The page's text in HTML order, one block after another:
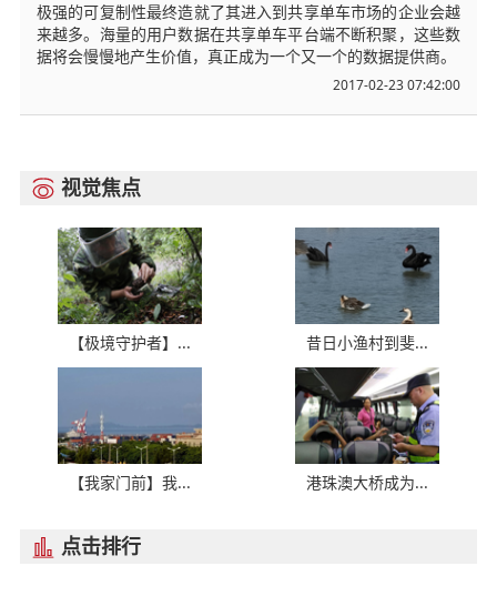
极强的可复制性最终造就了其进入到共享单车市场的企业会越
来越多。海量的用户数据在共享单车平台端不断积聚，这些数
据将会慢慢地产生价值，真正成为一个又一个的数据提供商。
2017-02-23 07:42:00
 视觉焦点
【极境守护者】... 昔日小渔村到斐...
【我家门前】我... 港珠澳大桥成为...
 点击排行